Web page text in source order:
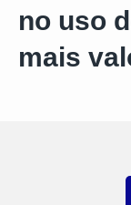
no uso
mais